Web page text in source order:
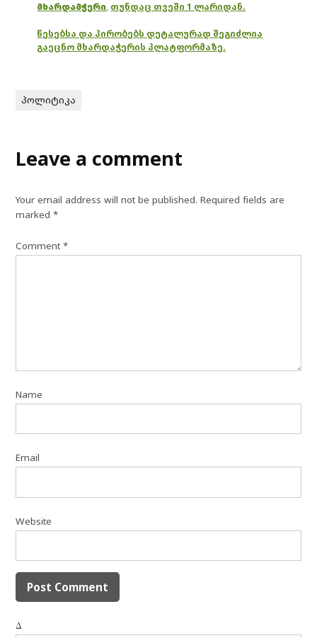
მხარდამჭერი, თუნდაც თვეში 1 ლარიდან.
წესებსა და პირობებს დეტალურად შეგიძლია
გაეცნო მხარდაჭერის პლატფორმაზე.
პოლიტიკა
Leave a comment
Your email address will not be published. Required fields are
marked*
Comment*
Name
Email
Website
Δ